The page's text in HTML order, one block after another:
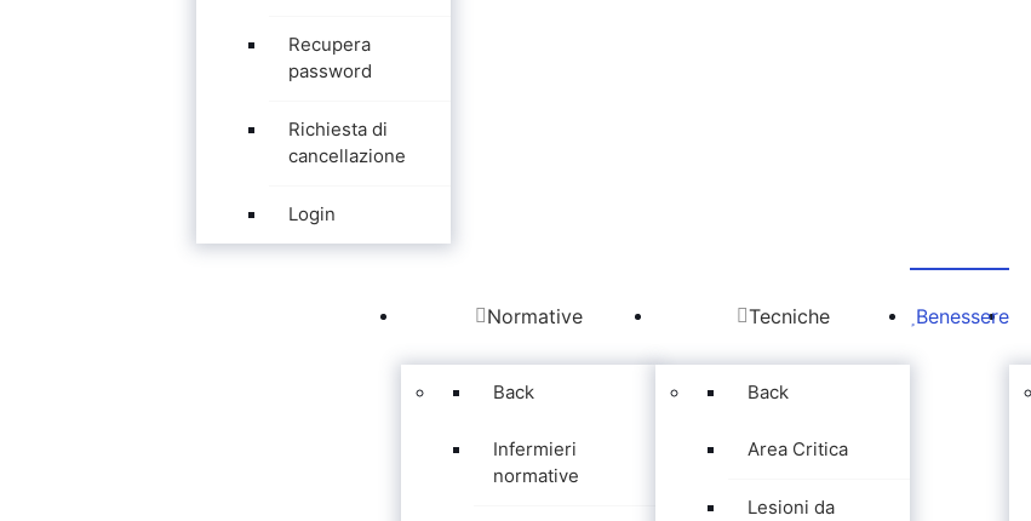
Recupera
password
Richiesta di
cancellazione
Login
Normative
Back
Infermieri
normative
Tecniche
Back
Area Critica
Lesioni da
Benessere